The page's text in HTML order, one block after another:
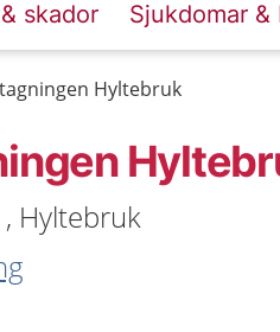
skador Sjukdomar &
Hyltebruk
Hyltebruk